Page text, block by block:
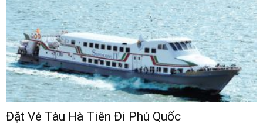
Đặt Vé Tàu Hà Tiên Đi Phú Quốc